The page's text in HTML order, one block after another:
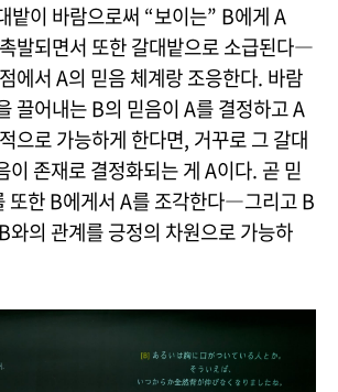
밭이 바람으로써 “보이는” B에게 A
발되면서 또한 갈대밭으로 소급된다―
에서 A의 믿음 체계랑 조응한다. 바람
끌어내는 B의 믿음이 A를 결정하고 A
으로 가능하게 한다면, 거꾸로 그 갈대
이 존재로 결정화되는 게 A이다. 곧 믿
또한 B에게서 A를 조각한다―그리고 B
와의 관계를 긍정의 차원으로 가능하